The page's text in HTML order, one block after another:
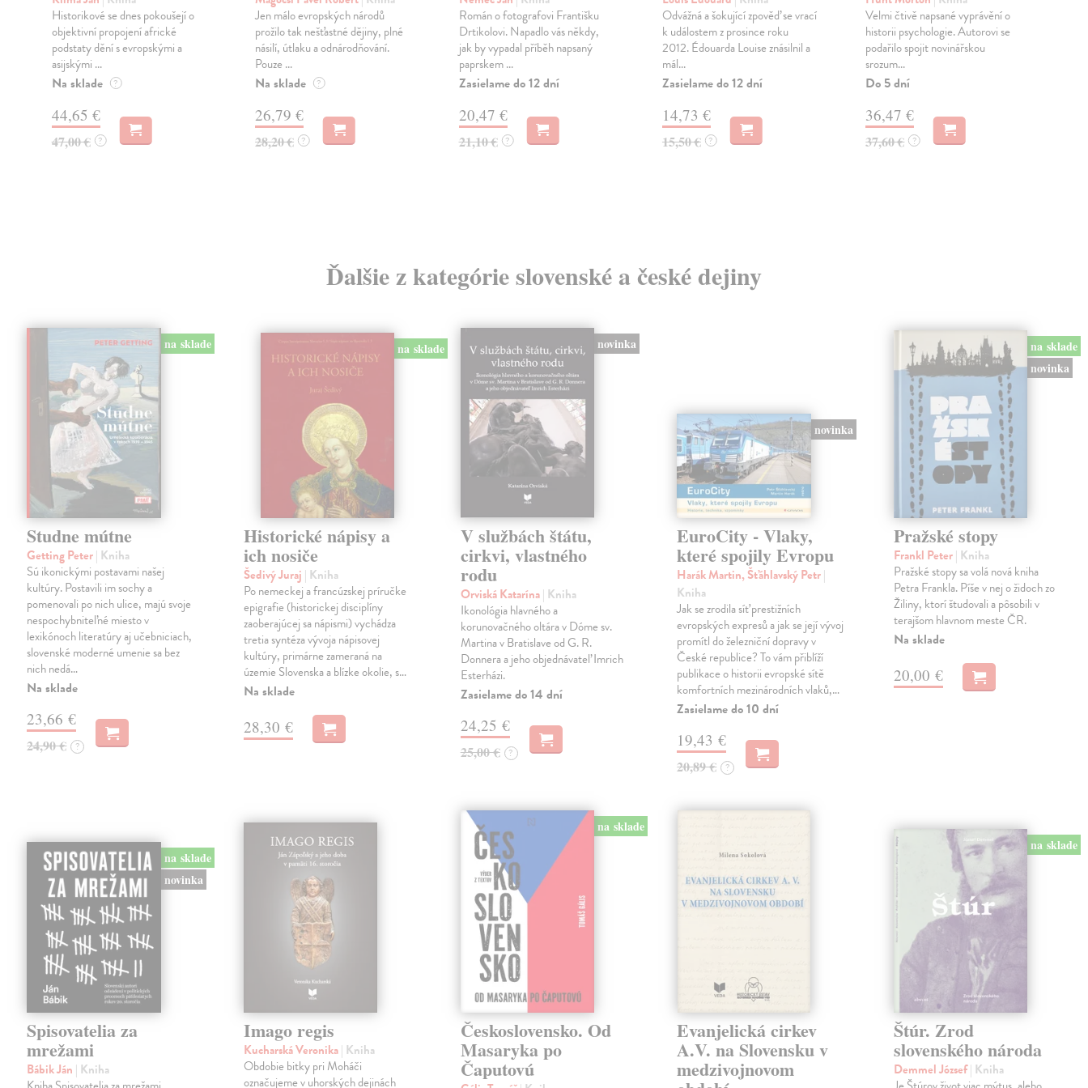
Historikové se dnes pokoušejí o
objektivní propojení africké
podstaty dění s evropskými a
asijskými ...
Na sklade ?
44,65 €
47,00 € ?
Jen málo evropských národů
prožilo tak nešťastné dějiny, plné
násilí, útlaku a odnárodňování.
Pouze ...
Na sklade ?
26,79 €
28,20 € ?
Román o fotografovi Františku
Drtikolovi. Napadlo vás někdy,
jak by vypadal příběh napsaný
paprskem ...
Zasielame do 12 dní
20,47 €
21,10 € ?
Odvážná a šokující zpověď se vrací
k událostem z prosince roku
2012. Édouarda Louise znásilnil a
mál...
Zasielame do 12 dní
14,73 €
15,50 € ?
Velmi čtivě napsané vyprávění o
historii psychologie. Autorovi se
podařilo spojit novinářskou
srozum...
Do 5 dní
36,47 €
37,60 € ?
Ďalšie z kategórie slovenské a české dejiny
na sklade
Studne mútne
Getting Peter| Kniha
Sú ikonickými postavami našej
kultúry. Postavili im sochy a
pomenovali po nich ulice, majú svoje
nespochybniteľné miesto v
lexikónoch literatúry aj učebniciach,
slovenské moderné umenie sa bez
nich nedá…
Na sklade
23,66 €
24,90 € ?
na sklade
Historické nápisy a
ich nosiče
Šedivý Juraj | Kniha
Po nemeckej a francúzskej príručke
epigrafie (historickej disciplíny
zaoberajúcej sa nápismi) vychádza
tretia syntéza vývoja nápisovej
kultúry, primárne zameraná na
územie Slovenska a blízke okolie, s…
Na sklade
28,30 €
novinka
V službách štátu,
cirkvi, vlastného
rodu
Orviská Katarína| Kniha
Ikonológia hlavného a
korunovačného oltára v Dóme sv.
Martina v Bratislave od G. R.
Donnera a jeho objednávateľ Imrich
Esterházi.
Zasielame do 14 dní
24,25 €
25,00 € ?
novinka
EuroCity - Vlaky,
které spojily Evropu
Harák Martin, Šťáhlavský Petr|
Kniha
Jak se zrodila síť prestižních
evropských expresů a jak se její vývoj
promítl do železniční dopravy v
České republice? To vám přiblíží
publikace o historii evropské sítě
komfortních mezinárodních vlaků,…
Zasielame do 10 dní
19,43 €
20,89 € ?
na sklade
novinka
Pražské stopy
Frankl Peter| Kniha
Pražské stopy sa volá nová kniha
Petra Frankla. Píše v nej o židoch zo
Žiliny, ktorí študovali a pôsobili v
terajšom hlavnom meste ČR.
Na sklade
20,00 €
na sklade
novinka
Spisovatelia za
mrežami
Bábik Ján | Kniha
Imago regis
Kucharská Veronika| Kniha
Obdobie bitky pri Moháči
označujeme v uhorských dejinách
na sklade
Československo. Od
Masaryka po
Čaputovú
Evanjelická cirkev
A.V. na Slovensku v
medzivojnovom
na sklade
Štúr. Zrod
slovenského národa
Demmel József| Kniha